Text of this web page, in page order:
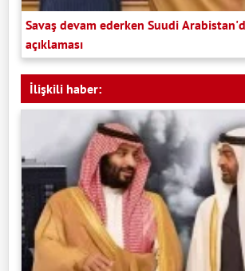
Savaş devam ederken Suudi
açıklaması
İlişkili haber: